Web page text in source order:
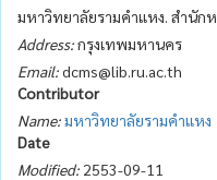
มหาวิทยาลัยรามคำแหง. สำนัก
Address:กรุงเทพมหานคร
Email:dcms@lib.ru.ac.th
Contributor
Name:มหาวิทยาลัยรามคำแหง
Date
Modified: 2553-09-11